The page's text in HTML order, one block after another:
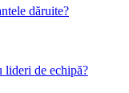
dăruite?
lideri de echipă?